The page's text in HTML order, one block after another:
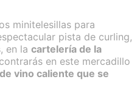
minitelesillas para
pista de curling,
en la cartelería de la
en este mercadillo
vino caliente que se